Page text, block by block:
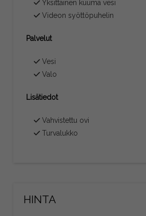
Yksittäinen kuuma vesi
Videon syöttöpuhelin
Palvelut
Vesi
Valo
Lisätiedot
Vahvistettu ovi
Turvalukko
HINTA